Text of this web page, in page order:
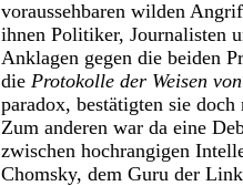
voraussehbaren wilden
ihnen Politiker, Journalisten
Anklagen gegen die beiden
die Protokolle der Weisen
paradox, bestätigten sie
Zum anderen war da eine
zwischen hochrangigen
Chomsky, dem Guru der